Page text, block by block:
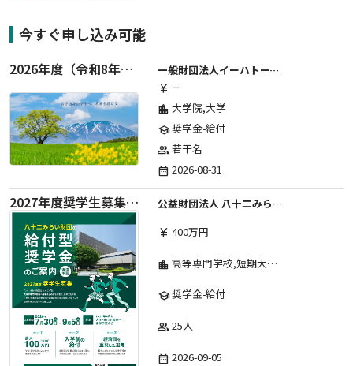
今すぐ申し込み可能
2026年度（令和8年度）第２期 一般財団法人イーハトーブ育英会奨学生募集（給付型） 日本国内及び海外の大学・大学院に自宅外通学をする学生に生活費の一部(家賃半額相当)を給付【岩手県が本籍地の大学生または大学院生対象】
一般財団法人イーハトーブ育英会
currency_yen ー
location_city 大学院,大学
school奨学金-給付
group 若干名
date_range 2026-08-31
2027年度奨学生募集要項
公益財団法人 八十二みらい財団
currency_yen 400万円
location_city 高等専門学校,短期大学,専修学校,大学
school奨学金-給付
group 25人
date_range 2026-09-05